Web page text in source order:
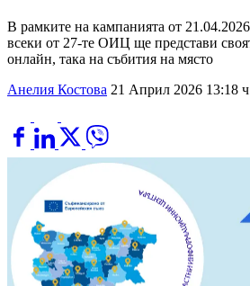
В рамките на кампанията от
всеки от 27-те ОИЦ ще представи
онлайн, така на събития на място
Анелия Костова 21 Април 2026 13:18